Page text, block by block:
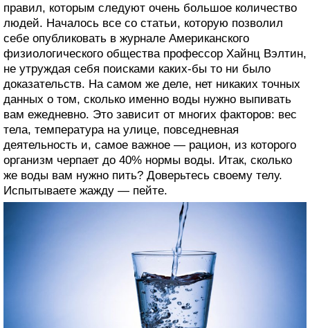
правил, которым следуют очень большое количество
людей. Началось все со статьи, которую позволил
себе опубликовать в журнале Американского
физиологического общества профессор Хайнц Вэлтин,
не утруждая себя поисками каких-бы то ни было
доказательств. На самом же деле, нет никаких точных
данных о том, сколько именно воды нужно выпивать
вам ежедневно. Это зависит от многих факторов: вес
тела, температура на улице, повседневная
деятельность и, самое важное — рацион, из которого
организм черпает до 40% нормы воды. Итак, сколько
же воды вам нужно пить? Доверьтесь своему телу.
Испытываете жажду — пейте.